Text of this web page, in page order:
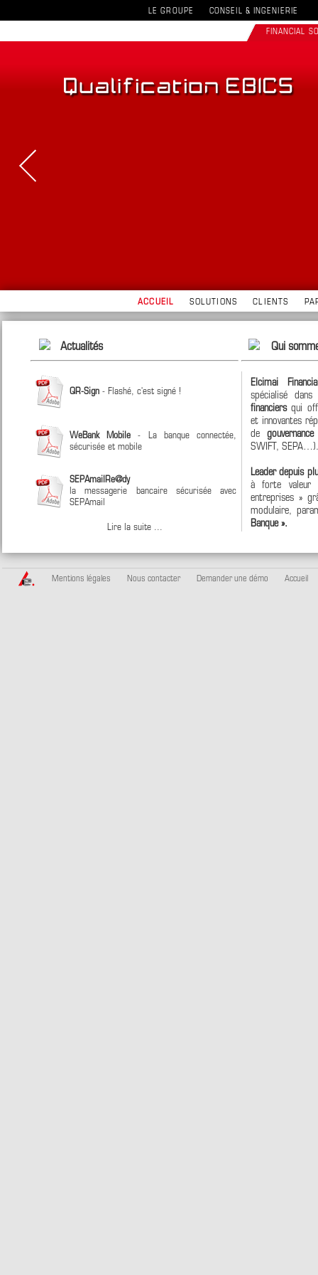
LE GROUPE CONSEIL & INGENIERIE
FINANCIAL
ACCUEIL SOLUTIONS CLIENTS
Actualités
QR-Sign - Flashé, c'est signé !
WeBank Mobile- La banque connectée,
sécurisée et mobile
SEPAmailRe@dy
la messagerie bancaire sécurisée avec
SEPAmail
Lire la suite ...
Qui
Elcimai
spécialisé
financiersqui
et innovantes
de
SWIFT, SEPA…).
Leader depuis
à forte valeur
entreprises »
modulaire,
Banque ».
Mentions légales Nous contacter Demander une démo Accueil